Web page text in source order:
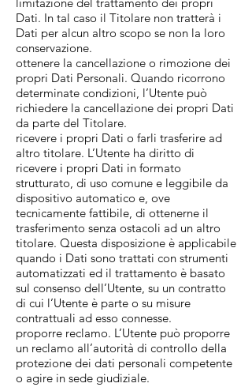
Dati. In tal caso il Titolare non tratterà i
Dati per alcun altro scopo se non la loro
conservazione.
ottenere la cancellazione o rimozione dei
propri Dati Personali. Quando ricorrono
determinate condizioni, l’Utente può
richiedere la cancellazione dei propri Dati
da parte del Titolare.
ricevere i propri Dati o farli trasferire ad
altro titolare. L’Utente ha diritto di
ricevere i propri Dati in formato
strutturato, di uso comune e leggibile da
dispositivo automatico e, ove
tecnicamente fattibile, di ottenerne il
trasferimento senza ostacoli ad un altro
titolare. Questa disposizione è applicabile
quando i Dati sono trattati con strumenti
automatizzati ed il trattamento è basato
sul consenso dell’Utente, su un contratto
di cui l’Utente è parte o su misure
contrattuali ad esso connesse.
proporre reclamo. L’Utente può proporre
un reclamo all’autorità di controllo della
protezione dei dati personali competente
o agire in sede giudiziale.